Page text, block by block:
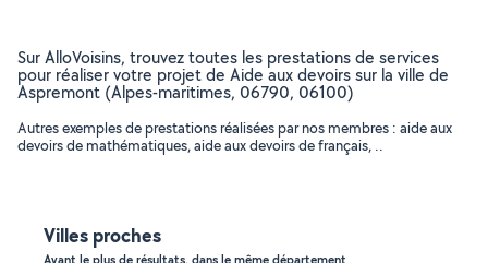
Sur AlloVoisins, trouvez toutes les prestations de services
pour réaliser votre projet de Aide aux devoirs sur la ville de
Aspremont (Alpes-maritimes, 06790, 06100)
Autres exemples de prestations réalisées par nos membres : aide aux
devoirs de mathématiques, aide aux devoirs de français, ..
Villes proches